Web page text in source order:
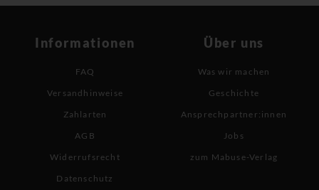
Informationen
FAQ
Versandhinweise
Zahlarten
AGB
Widerrufsrecht
Datenschutz
Über uns
Was wir machen
Geschichte
Ansprechpartner:innen
Jobs
zum Mabuse-Verlag